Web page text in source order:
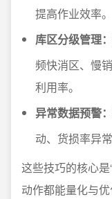
提高作业效率。
库区分级管理：
频快消区、慢
利用率。
异常数据预警：
动、货损率异
这些技巧的核心
动作都能量化与